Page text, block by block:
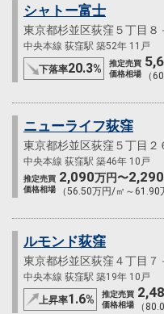
シャトー富士
東京都杉並区荻窪５丁目８
中央本線 荻窪駅 築52年 11戸
下落率20.3%
推定売買
価格相場
（
ニューライフ荻窪
東京都杉並区荻窪５丁目２
中央本線 荻窪駅 築46年 10戸
推定売買
価格相場
2,090万円〜2,290
（56.50万円/㎡～61.90
ルモンド荻窪
東京都杉並区荻窪４丁目７
中央本線 荻窪駅 築19年 10戸
上昇率1.6%
推定売買
価格相場
（